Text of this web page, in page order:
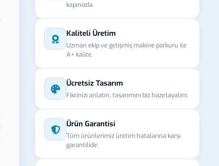
kapınızda.
Kaliteli Üretim
Uzman ekip ve gelişmiş makine parkuru ile
A+ kalite.
Ücretsiz Tasarım
Fikrinizi anlatın, tasarımını biz hazırlayalım.
Ürün Garantisi
Tüm ürünlerimiz üretim hatalarına karşı
garantilidir.